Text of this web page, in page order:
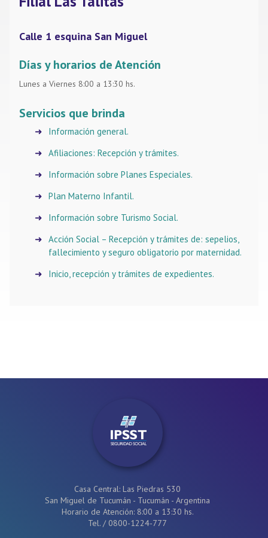
Calle 1 esquina San Miguel
Días y horarios de Atención
Lunes a Viernes 8:00 a 13:30 hs.
Servicios que brinda
Información general.
Afiliaciones: Recepción y trámites.
Información sobre Planes Especiales.
Plan Materno Infantil.
Información sobre Turismo Social.
Acción Social – Recepción y trámites de: sepelios,
fallecimiento y seguro obligatorio por maternidad.
Inicio, recepción y trámites de expedientes.
Casa Central: Las Piedras 530
San Miguel de Tucumán - Tucumán - Argentina
Horario de Atención: 8:00 a 13:30 hs.
Tel./ 0800-1224-777